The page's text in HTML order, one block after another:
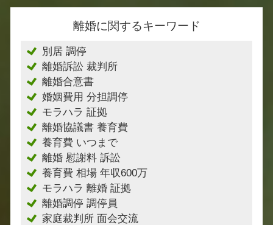
離婚に関するキーワード
別居 調停
離婚訴訟 裁判所
離婚合意書
婚姻費用 分担調停
モラハラ 証拠
離婚協議書 養育費
養育費 いつまで
離婚 慰謝料 訴訟
養育費 相場 年収600万
モラハラ 離婚 証拠
離婚調停 調停員
家庭裁判所 面会交流